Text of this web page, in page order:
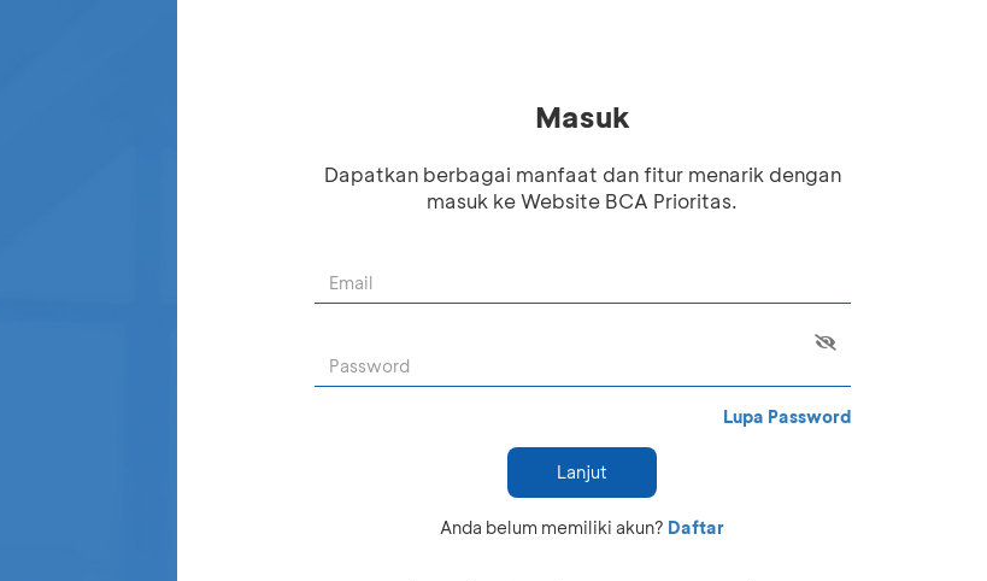
Masuk
Dapatkan berbagai manfaat dan fitur menarik dengan
masuk ke Website BCA Prioritas.
Lupa Password
Lanjut
Anda belum memiliki akun? Daftar